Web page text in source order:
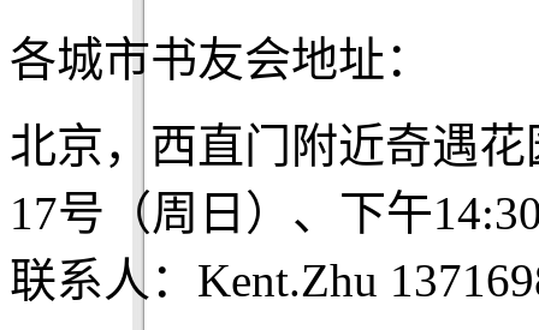
各城市书友会地址：
北京，西直门附近奇遇花
17号（周日）、下午
联系人：Kent.Zhu